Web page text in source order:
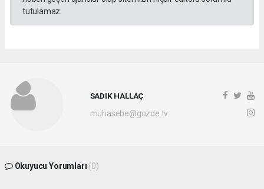
tutulamaz.
SADIK HALLAÇ
muhasebe@gozde.tv
Okuyucu Yorumları (0)